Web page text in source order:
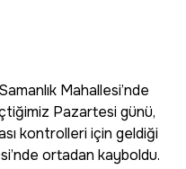
Mahallesi’nde
Pazartesi günü,
kontrolleri için geldiği
ortadan kayboldu.